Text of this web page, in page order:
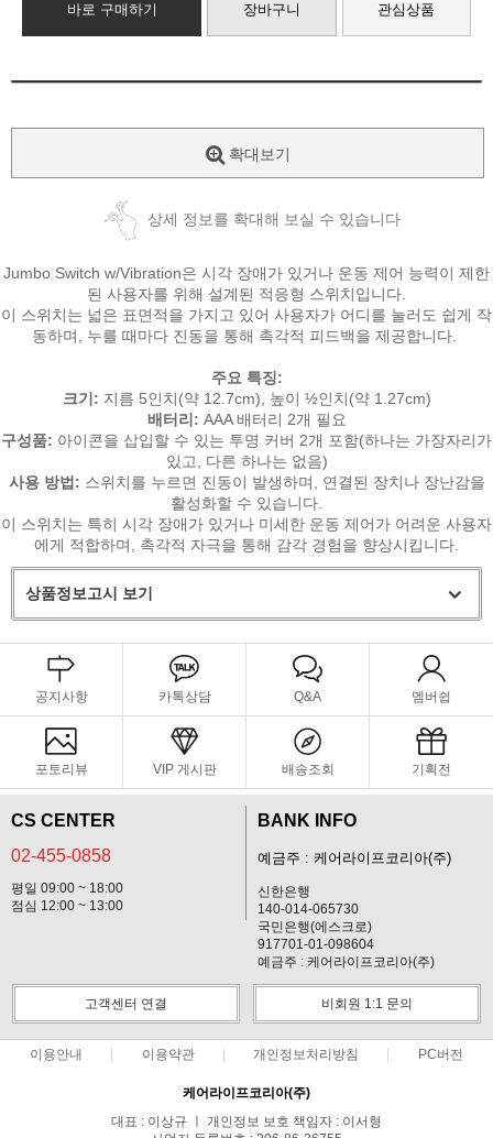
바로 구매하기 장바구니 관심상품
확대보기
상세 정보를 확대해 보실 수 있습니다
Jumbo Switch w/Vibration은 시각 장애가 있거나 운동 제어 능력이 제한
된 사용자를 위해 설계된 적응형 스위치입니다.
이 스위치는 넓은 표면적을 가지고 있어 사용자가 어디를 눌러도 쉽게 작
동하며, 누를 때마다 진동을 통해 촉각적 피드백을 제공합니다.
주요 특징:
크기: 지름 5인치(약 12.7cm), 높이 ½인치(약 1.27cm)
배터리: AAA 배터리 2개 필요
구성품: 아이콘을 삽입할 수 있는 투명 커버 2개 포함(하나는 가장자리가
있고, 다른 하나는 없음)
사용 방법: 스위치를 누르면 진동이 발생하며, 연결된 장치나 장난감을
활성화할 수 있습니다.
이 스위치는 특히 시각 장애가 있거나 미세한 운동 제어가 어려운 사용자
에게 적합하며, 촉각적 자극을 통해 감각 경험을 향상시킵니다.
상품정보고시 보기
공지사항 카톡상담 Q&A 멤버쉽
포토리뷰 VIP 게시판 배송조회 기획전
CS CENTER
02-455-0858
평일 09:00 ~ 18:00
점심 12:00 ~ 13:00
BANK INFO
예금주 : 케어라이프코리아(주)
신한은행
140-014-065730
국민은행(에스크로)
917701-01-098604
예금주 : 케어라이프코리아(주)
고객센터 연결 비회원 1:1 문의
이용안내 이용약관 개인정보처리방침 PC버전
케어라이프코리아(주)
대표 : 이상규 ㅣ 개인정보 보호 책임자 : 이서형